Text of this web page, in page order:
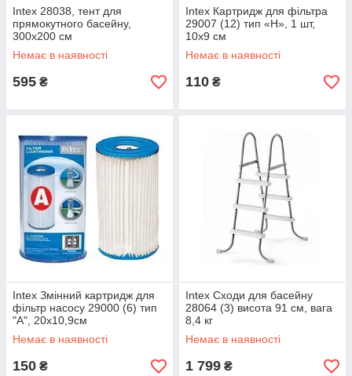
Intex 28038, тент для
прямокутного басейну,
300х200 см
Немає в наявності
595 ₴
Intex Картридж для фільтра
29007 (12) тип «Н», 1 шт,
10х9 см
Немає в наявності
110 ₴
Intex Змінний картридж для
фільтр насосу 29000 (6) тип
"А", 20х10,9см
Немає в наявності
150 ₴
Intex Сходи для басейну
28064 (3) висота 91 см, вага
8,4 кг
Немає в наявності
1 799 ₴